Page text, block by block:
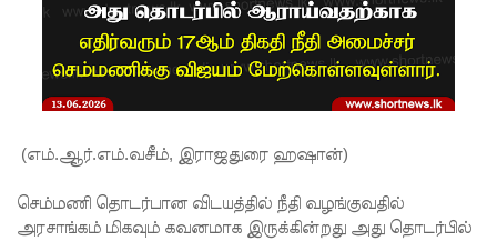
டெங்கு
நோயாளர்
(எம்.ஆர்.எம்.வசீம், இராஜதுரை ஹஷான்)
செம்மணி தொடர்பான விடயத்தில் நீதி வழங்குவதில்
அரசாங்கம் மிகவும் கவனமாக இருக்கின்றது அது தொடர்பில்